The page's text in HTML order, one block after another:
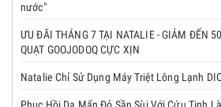
nước"
ƯU ĐÃI THÁNG 7 TẠI NATALIE - GIẢM ĐẾN
QUẠT GOOJODOQ CỰC XỊN
Natalie Chỉ Sử Dụng Máy Triệt Lông Lạnh